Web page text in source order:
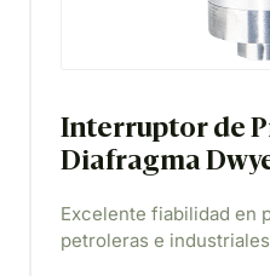
Interruptor de
Diafragma
Excelente fiabilidad en
petroleras e